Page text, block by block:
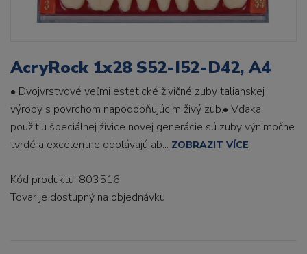
AcryRock 1x28 S52-I52-D42, A4
• Dvojvrstvové veľmi estetické živičné zuby talianskej
výroby s povrchom napodobňujúcim živý zub.• Vďaka
použitiu špeciálnej živice novej generácie sú zuby výnimočne
tvrdé a excelentne odolávajú ab... ZOBRAZIT VÍCE
Kód produktu: 803516
Tovar je dostupný na objednávku